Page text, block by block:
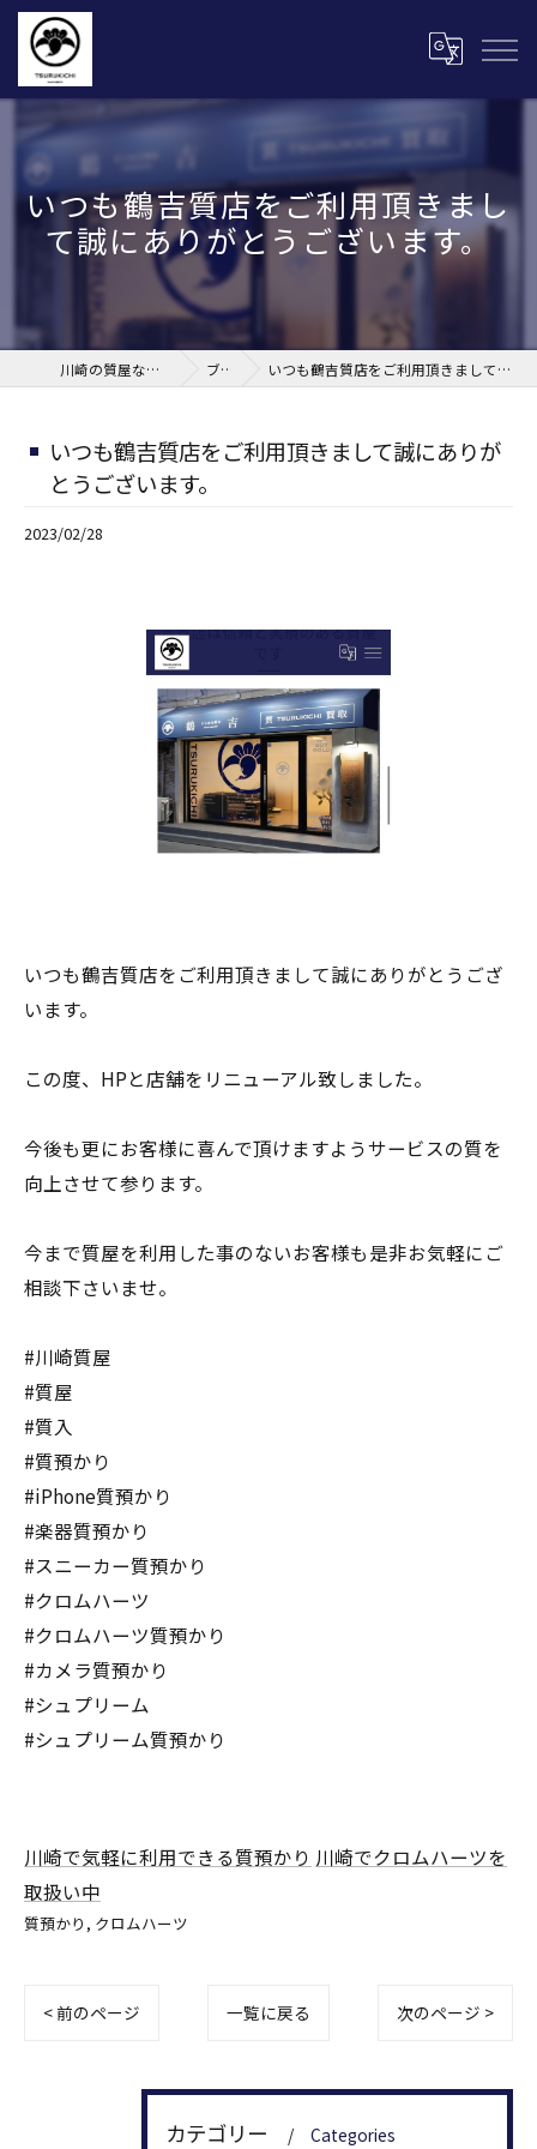
いつも鶴吉質店をご利用頂きまし
て誠にありがとうございます。
川崎の質屋なら株式会社鶴吉 ブログ いつも鶴吉質店をご利用頂きまして誠にありがとうございます。
いつも鶴吉質店をご利用頂きまして誠にありが
とうございます。
2023/02/28
いつも鶴吉質店をご利用頂きまして誠にありがとうござ
います。
この度、HPと店舗をリニューアル致しました。
今後も更にお客様に喜んで頂けますようサービスの質を
向上させて参ります。
今まで質屋を利用した事のないお客様も是非お気軽にご
相談下さいませ。
#川崎質屋
#質屋
#質入
#質預かり
#iPhone質預かり
#楽器質預かり
#スニーカー質預かり
#クロムハーツ
#クロムハーツ質預かり
#カメラ質預かり
#シュプリーム
#シュプリーム質預かり
川崎で気軽に利用できる質預かり 川崎でクロムハーツを
取扱い中
質預かり クロムハーツ
< 前のページ 一覧に戻る 次のページ >
カテゴリー Categories